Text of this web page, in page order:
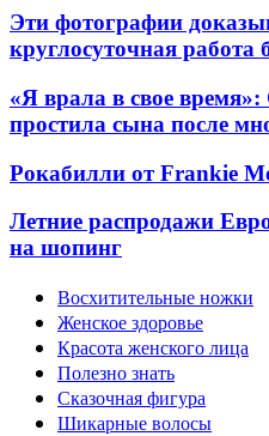
Эти фотографии
круглосуточная работа
«Я врала в свое
простила сына после
Рокабилли от Frankie
Летние распродажи
на шопинг
Восхитительные ножки
Женское здоровье
Красота женского лица
Полезно знать
Сказочная фигура
Шикарные волосы